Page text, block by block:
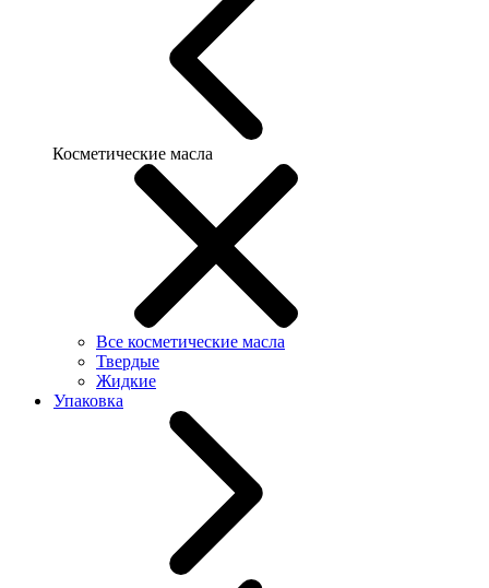
Косметические масла
Все косметические масла
Твердые
Жидкие
Упаковка